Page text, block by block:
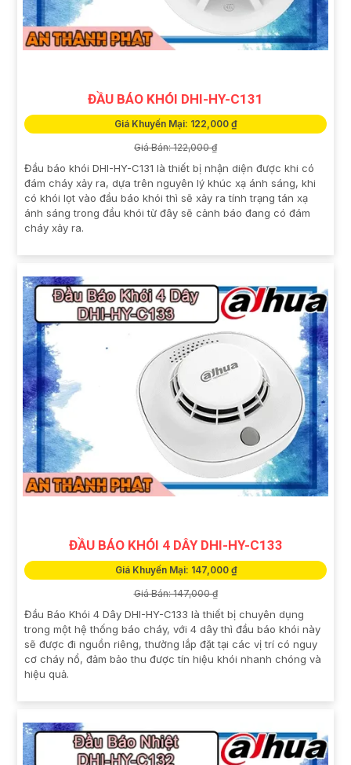
ĐẦU BÁO KHÓI DHI-HY-C131
Giá Khuyến Mại: 122,000 ₫
Giá Bán: 122,000 ₫
Đầu báo khói DHI-HY-C131 là thiết bị nhận diện được khi có
đám cháy xảy ra, dựa trên nguyên lý khúc xạ ánh sáng, khi
có khói lọt vào đầu báo khói thì sẽ xảy ra tính trạng tán xạ
ánh sáng trong đầu khói từ đây sẽ cảnh báo đang có đám
cháy xảy ra.
ĐẦU BÁO KHÓI 4 DÂY DHI-HY-C133
Giá Khuyến Mại: 147,000 ₫
Giá Bán: 147,000 ₫
Đầu Báo Khói 4 Dây DHI-HY-C133 là thiết bị chuyên dụng
trong một hệ thống báo cháy, với 4 dây thì đầu báo khói này
sẽ được đi nguồn riêng, thường lắp đặt tại các vị trí có nguy
cơ cháy nổ, đảm bảo thu được tín hiệu khói nhanh chóng và
hiệu quả.